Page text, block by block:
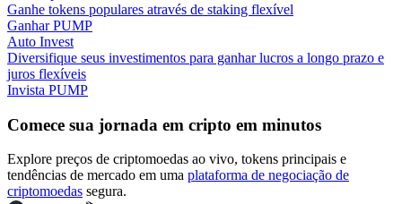
Porquinho poderoso
Ganhe recompensas competitivas diariamente
Ganhe tokens populares através de staking flexível
Ganhar PUMP
Auto Invest
Diversifique seus investimentos para ganhar lucros a longo prazo e
juros flexíveis
Invista PUMP
Comece sua jornada em cripto em minutos
Explore preços de criptomoedas ao vivo, tokens principais e
tendências de mercado em uma plataforma de negociação de
criptomoedas segura.